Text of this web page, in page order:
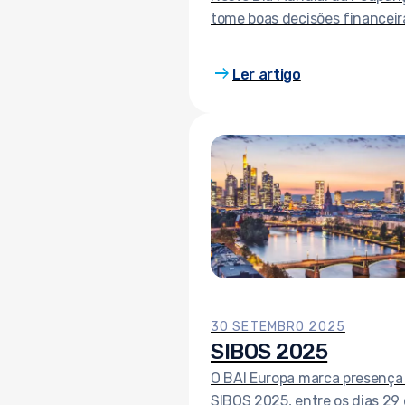
tome boas decisões
arrow_right_alt Ler artigo
30 SETEMBRO 2025
SIBOS 2025
O BAI Europa marca
SIBOS 2025, entre os dias 29